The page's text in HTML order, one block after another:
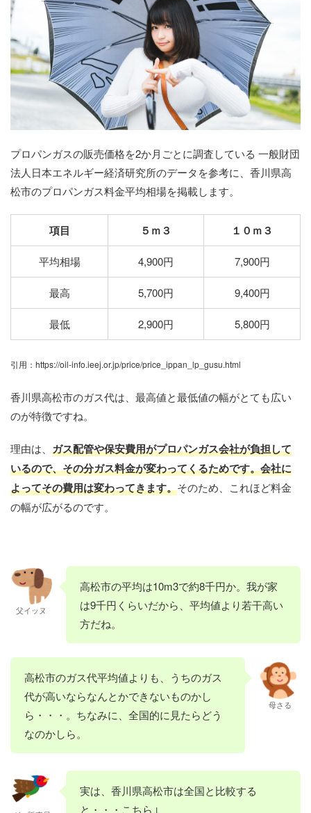
プロパンガスの販売価格を2か月ごとに調査している 一般財団
法人日本エネルギー経済研究所のデータを参考に、香川県高
松市のプロパンガス料金平均相場を掲載します。
項目 ５ｍ３ １０ｍ３
平均相場 4,900円 7,900円
最高 5,700円 9,400円
最低 2,900円 5,800円
引用：https://oil-info.ieej.or.jp/price/price_ippan_lp_gusu.html
香川県高松市のガス代は、最高値と最低値の幅がとても広い
のが特徴ですね。
理由は、 ガス配管や保安費用がプロパンガス会社が負担して
いるので、その分ガス料金が変わってくるためです。会社に
よってその費用は変わってきます。そのため、これほど料金
の幅が広がるのです。
父イッヌ
高松市の平均は10m3で約8千円か。我が家
は9千円くらいだから、平均値より若干高い
方だね。
高松市のガス代平均値よりも、うちのガス
代が高いならなんとかできないものかし
ら・・・。ちなみに、全国的に見たらどう
なのかしら。
母さる
実は、香川県高松市は全国と比較する
と・・・こちら↓